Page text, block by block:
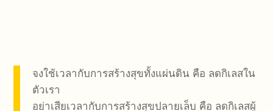
จงใช้เวลากับการสร้างสุขทั้งแผ่นดิน คือ ลดกิเลสใน
ตัวเรา
อย่าเสียเวลากับการสร้างสุขปลายเล็บ คือ ลดกิเลสผู้